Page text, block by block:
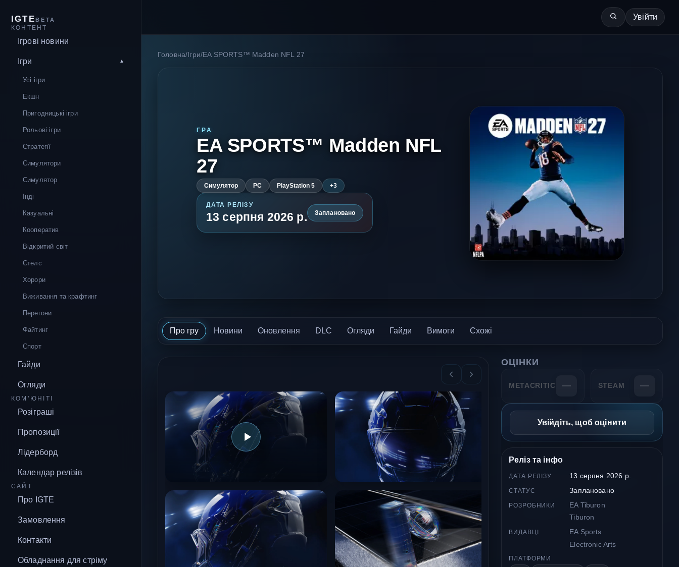
IGTEBETA
КОНТЕНТ
Ігрові новини
Ігри
Усі ігри
Екшн
Пригодницькі ігри
Рольові ігри
Стратегії
Симулятори
Симулятор
Інді
Казуальні
Кооператив
Відкритий світ
Стелс
Хорори
Виживання та крафтинг
Перегони
Файтинг
Спорт
Гайди
Огляди
КОМ’ЮНІТІ
Розіграші
Пропозиції
Лідерборд
Календар релізів
САЙТ
Про IGTE
Замовлення
Контакти
Обладнання для стріму
Увійти
Головна/ Ігри/EA SPORTS™ Madden NFL 27
ГРА
EA SPORTS™ Madden NFL
27
Симулятор PC PlayStation 5 +3
ДАТА РЕЛІЗУ
13 серпня 2026 р. Заплановано
Про гру Новини Оновлення DLC Огляди Гайди Вимоги Схожі
ОЦІНКИ
METACRITIC — STEAM —
Увійдіть, щоб оцінити
Реліз та інфо
ДАТА РЕЛІЗУ 13 серпня 2026 р.
СТАТУС Заплановано
РОЗРОБНИКИ
EA Tiburon
Tiburon
ВИДАВЦІ
EA Sports
Electronic Arts
ПЛАТФОРМИ